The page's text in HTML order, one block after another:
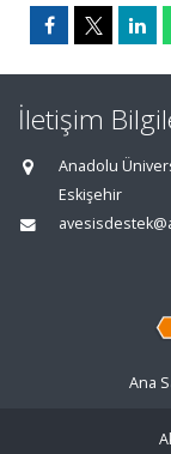
İletişim
Anadolu
Eskişehir
Ana